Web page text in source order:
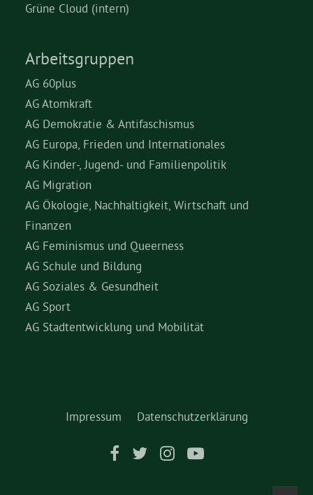
Grüne Cloud (intern)
Arbeitsgruppen
AG 60plus
AG Atomkraft
AG Demokratie & Antifaschismus
AG Europa, Frieden und Internationales
AG Kinder-, Jugend- und Familienpolitik
AG Migration
AG Ökologie, Nachhaltigkeit, Wirtschaft und
Finanzen
AG Feminismus und Queerness
AG Schule und Bildung
AG Soziales & Gesundheit
AG Sport
AG Stadtentwicklung und Mobilität
Impressum Datenschutzerklärung